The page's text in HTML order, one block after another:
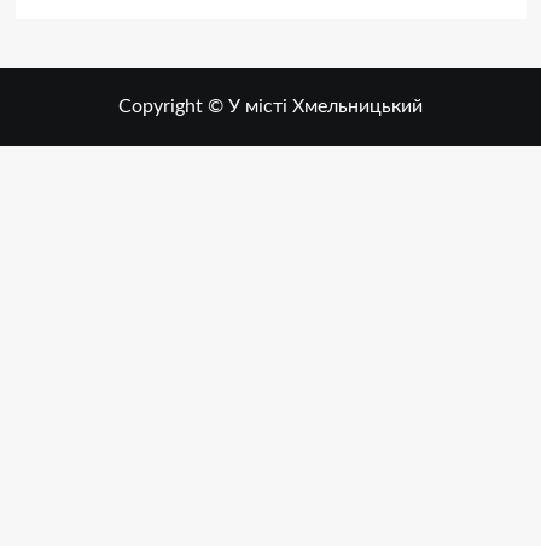
Copyright © У місті Хмельницький